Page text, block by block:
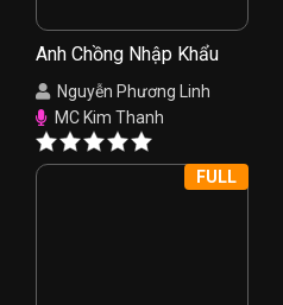
Anh Chồng Nhập Khẩu
Nguyễn Phương Linh
MC Kim Thanh
FULL